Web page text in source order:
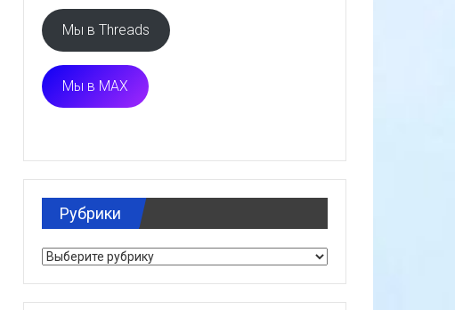
Мы в Threads
Мы в MAX
Рубрики
Рубрики